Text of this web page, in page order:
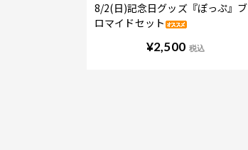
8/2(日)記念日グッズ『ぽっぷ』ブ
ロマイドセット
¥2,500 税込